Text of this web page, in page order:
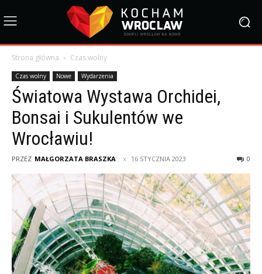
Strona główna Czas wolny
Czas wolny Nowe Wydarzenia
Światowa Wystawa Orchidei,
Bonsai i Sukulentów we
Wrocławiu!
PRZEZ MAŁGORZATA BRASZKA 16 STYCZNIA 2023 0